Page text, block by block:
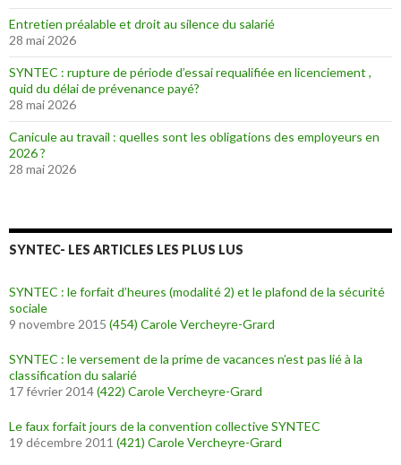
Entretien préalable et droit au silence du salarié
28 mai 2026
SYNTEC : rupture de période d’essai requalifiée en licenciement ,
quid du délai de prévenance payé?
28 mai 2026
Canicule au travail : quelles sont les obligations des employeurs en
2026 ?
28 mai 2026
SYNTEC- LES ARTICLES LES PLUS LUS
SYNTEC : le forfait d’heures (modalité 2) et le plafond de la sécurité
sociale
9 novembre 2015 (454) Carole Vercheyre-Grard
SYNTEC : le versement de la prime de vacances n’est pas lié à la
classification du salarié
17 février 2014(422) Carole Vercheyre-Grard
Le faux forfait jours de la convention collective SYNTEC
19 décembre 2011 (421) Carole Vercheyre-Grard